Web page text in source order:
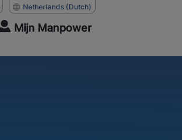
Netherlands (Dutch)
Mijn Manpower